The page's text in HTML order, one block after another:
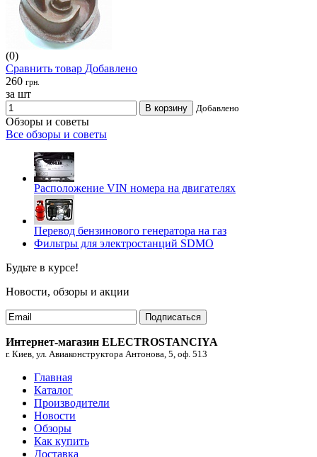
(0)
Сравнить товар Добавлено
260 грн.
за шт
В корзину Добавлено
Обзоры и советы
Все обзоры и советы
Расположение VIN номера на двигателях
Перевод бензинового генератора на газ
Фильтры для электростанций SDMO
Будьте в курсе!
Новости, обзоры и акции
Подписаться
Интернет-магазин ELECTROSTANCIYA
г. Киев, ул. Авиаконструктора Антонова, 5, оф. 513
Главная
Каталог
Производители
Новости
Обзоры
Как купить
Доставка